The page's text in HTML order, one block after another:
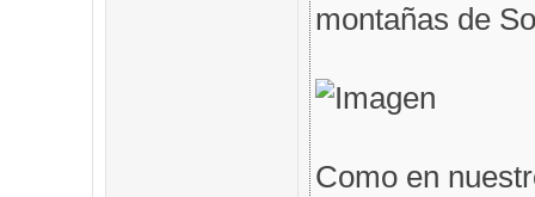
montañas de
Como en